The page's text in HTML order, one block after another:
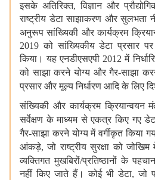
इसके अतिरिक्त, विज्ञान और
राष्ट्रीय डेटा साझाकरण और सुलभता
अनुरूप सांख्यिकी और कार्यक्रम
2019 को सांख्यिकीय डेटा प्रसार पर
किया। यह एनडीएसएपी 2012 में
को साझा करने योग्य और गैर-साझा
प्रसार और मूल्य निर्धारण आदि के लिए
संख्यिकी और कार्यक्रम क्रियान्वयन
सर्वेक्षण के माध्यम से एकत्र किए गए
गैर-साझा करने योग्य में वर्गीकृत किया
आंकड़े, जो राष्ट्रीय सुरक्षा को
व्यक्तिगत मुखबिरों/प्रतिष्ठानों के
नहीं किए जाते हैं। कोई भी डेटा, जो